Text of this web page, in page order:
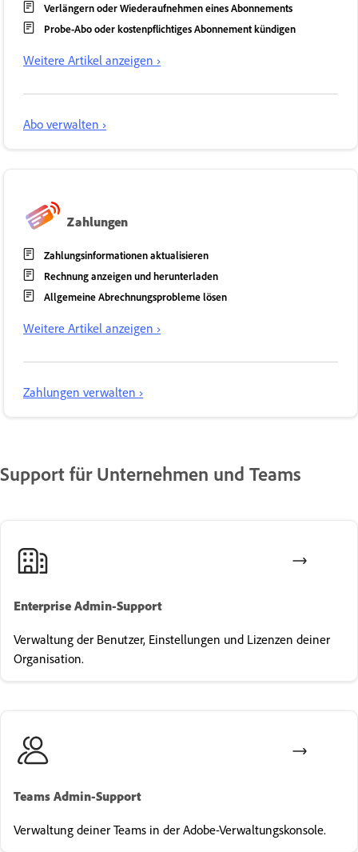
Verlängern oder Wiederaufnehmen eines Abonnements
Probe-Abo oder kostenpflichtiges Abonnement kündigen
Weitere Artikel anzeigen ›
Abo verwalten ›
Zahlungen
Zahlungsinformationen aktualisieren
Rechnung anzeigen und herunterladen
Allgemeine Abrechnungsprobleme lösen
Weitere Artikel anzeigen ›
Zahlungen verwalten ›
Support für Unternehmen und Teams
Enterprise Admin-Support
Verwaltung der Benutzer, Einstellungen und Lizenzen deiner
Organisation.
Teams Admin-Support
Verwaltung deiner Teams in der Adobe-Verwaltungskonsole.